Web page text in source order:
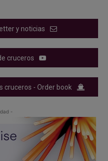
y noticias
cruceros
cruceros - Order book
-